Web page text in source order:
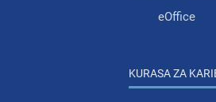
eOffice
KURASA ZA